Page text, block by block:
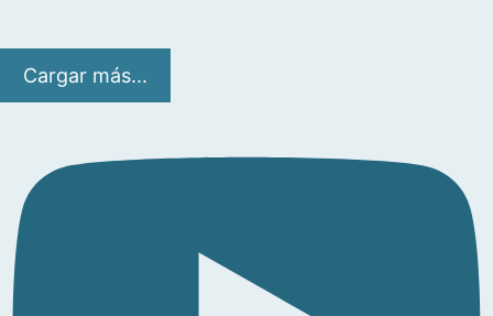
Cargar más...